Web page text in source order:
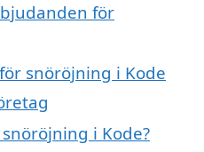
för
snöröjning i Kode
i Kode?